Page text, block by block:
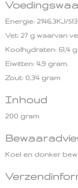
Energie: 2146,3KJ/
Vet: 27 g waarvan
Koolhydraten: 61,4
Eiwitten: 4,9 gram.
Zout: 0,34 gram
Inhoud
200 gram
Koel en donker